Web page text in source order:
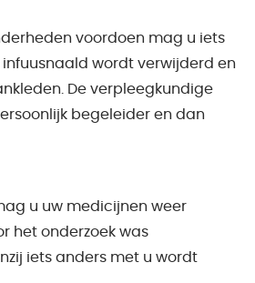
voordoen mag u iets
infuusnaald wordt verwijderd en
De verpleegkundige
begeleider en dan
u uw medicijnen weer
het onderzoek was
iets anders met u wordt